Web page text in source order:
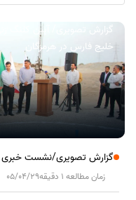
خلیج فارس در هرمزگان
گزارش تصویری/نشست خبری
زمان مطالعه 1 دقیقه 05/04/29